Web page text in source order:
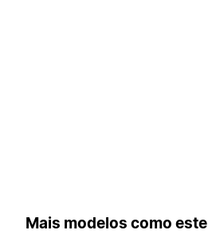
Mais modelos como este